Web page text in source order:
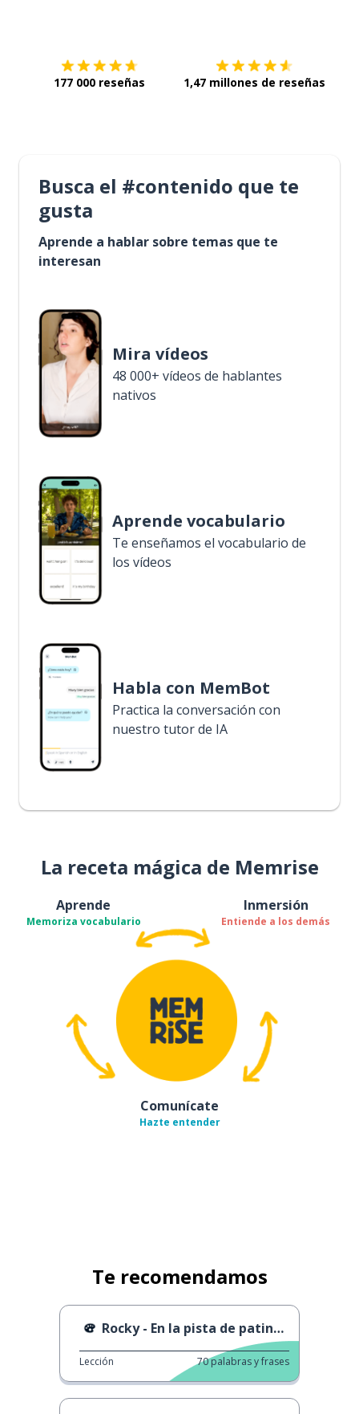
177 000 reseñas 1,47 millones de reseñas
Busca el #contenido que te
gusta
Aprende a hablar sobre temas que te
interesan
Mira vídeos
48 000+ vídeos de hablantes
nativos
Aprende vocabulario
Te enseñamos el vocabulario de
los vídeos
Habla con MemBot
Practica la conversación con
nuestro tutor de IA
La receta mágica de Memrise
Aprende
Memoriza vocabulario
Inmersión
Entiende a los demás
Comunícate
Hazte entender
Te recomendamos
Rocky - En la pista de patinaje
Lección 70palabras y frases